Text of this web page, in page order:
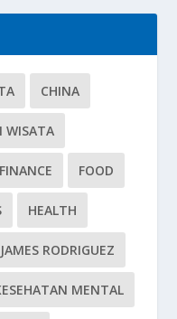
CHINA
WISATA
FINANCE FOOD
HEALTH
JAMES RODRIGUEZ
MENTAL